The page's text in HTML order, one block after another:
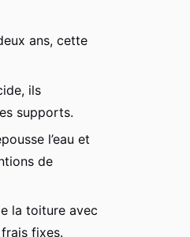
ans, cette
ils
supports.
l’eau et
de
la toiture avec
fixes.